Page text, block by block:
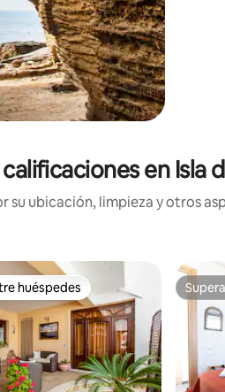
en Isla
su ubicación, limpieza y otros
huéspedes preferido
huéspedes